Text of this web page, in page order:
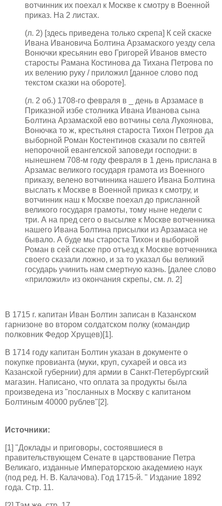
вотчинник их поехал к Москве к смотру в Военной
приказ. На 2 листах.
(л. 2) [здесь приведена только скрепа] К сей скаске
Ивана Ивановича Болтина Арзамаского уезду села
Вонючки кресьянин ево Григорей Иванов вместо
старосты Рамана Костинова да Тихана Петрова по
их велению руку / приложил [данное слово под
текстом сказки на обороте].
(л. 2 об.) 1708-го февраля в _ день в Арзамасе в
Приказной избе столника Ивана Иванова сына
Болтина Арзамаской ево вотчины села Лукоянова,
Вонючка то ж, крестьяня староста Тихон Петров да
выборной Роман Костентинов сказали по святей
непорочной евангелской заповеди господни: в
нынешнем 708-м году февраля в 1 день прислана в
Арзамас великого государя грамота из Военного
приказу, велено вотчинника нашего Ивана Болтина
выслать к Москве в Военной приказ к смотру, и
вотчинник наш к Москве поехал до присланной
великого государя грамоты, тому ныне недели с
три. А на пред сего о высылке к Москве вотченника
нашего Ивана Болтина присылки из Арзамаса не
бывало. А буде мы староста Тихон и выборной
Роман в сей скаске про отъезд к Москве вотченника
своего сказали ложно, и за то указал бы великий
государь учинить нам смертную казнь. [далее слово
«приложил» из окончания скрепы, см. л. 2]
В 1715 г. капитан Иван Болтин записан в Казанском
гарнизоне во втором солдатском полку (командир
полковник Федор Хрущев)[1].
В 1714 году капитан Болтин указан в документе о
покупке провианта (муки, круп, сухарей и овса из
Казанской губернии) для армии в Санкт-Петербургский
магазин. Написано, что оплата за продукты была
произведена из "посланных в Москву с капитаном
Болтиным 40000 рублев"[2].
Источники:
[1] "Доклады и приговоры, состоявшиеся в
правительствующем Cенате в царствование Петра
Великаго, изданные Императорскою академиею наук
(под ред. Н. В. Калачова). Год 1715-й. " Издание 1892
года. Стр. 11.